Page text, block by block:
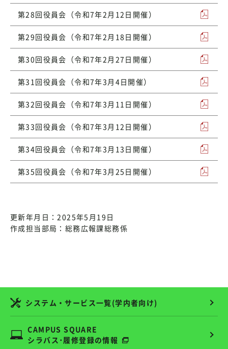
第28回役員会（令和7年2月12日開催）
第29回役員会（令和7年2月18日開催）
第30回役員会（令和7年2月27日開催）
第31回役員会（令和7年3月4日開催）
第32回役員会（令和7年3月11日開催）
第33回役員会（令和7年3月12日開催）
第34回役員会（令和7年3月13日開催）
第35回役員会（令和7年3月25日開催）
更新年月日：2025年5月19日
作成担当部局：総務広報課総務係
システム・サービス一覧(学内者向け)
CAMPUS SQUARE
シラバス･履修登録の情報